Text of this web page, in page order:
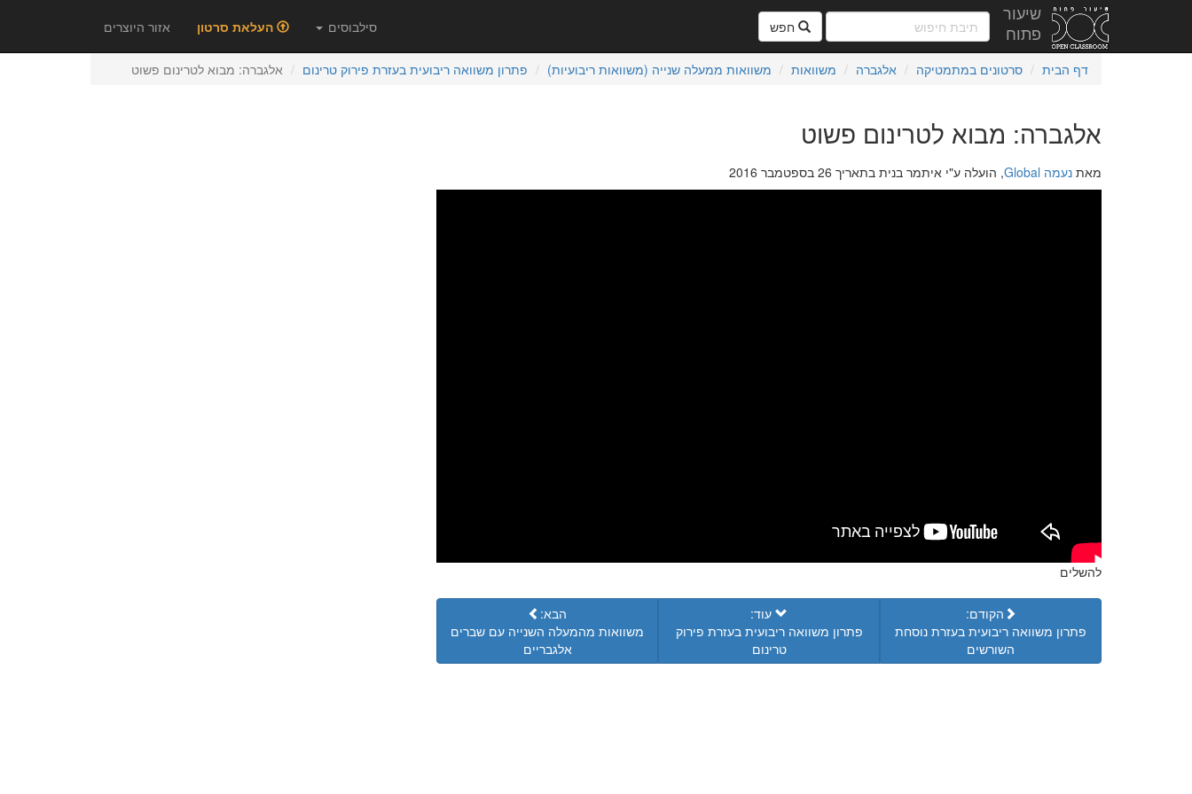
שיעור
פתוח
חפש סילבוסים העלאת סרטון אזור היוצרים
דף הבית סרטונים במתמטיקה אלגברה משוואות משוואות ממעלה שנייה (משוואות ריבועיות) פתרון משוואה ריבועית בעזרת פירוק טרינום אלגברה: מבוא לטרינום פשוט
אלגברה: מבוא לטרינום פשוט
מאת נעמה Global , הועלה ע"י איתמר בנית בתאריך 26 בספטמבר 2016
להשלים
הקודם:
פתרון משוואה ריבועית בעזרת נוסחת
השורשים
עוד:
פתרון משוואה ריבועית בעזרת פירוק
טרינום
הבא:
משוואות מהמעלה השנייה עם שברים
אלגבריים